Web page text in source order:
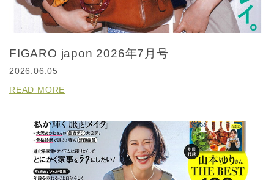
FIGARO japon 2026年7月号
2026.06.05
READ MORE